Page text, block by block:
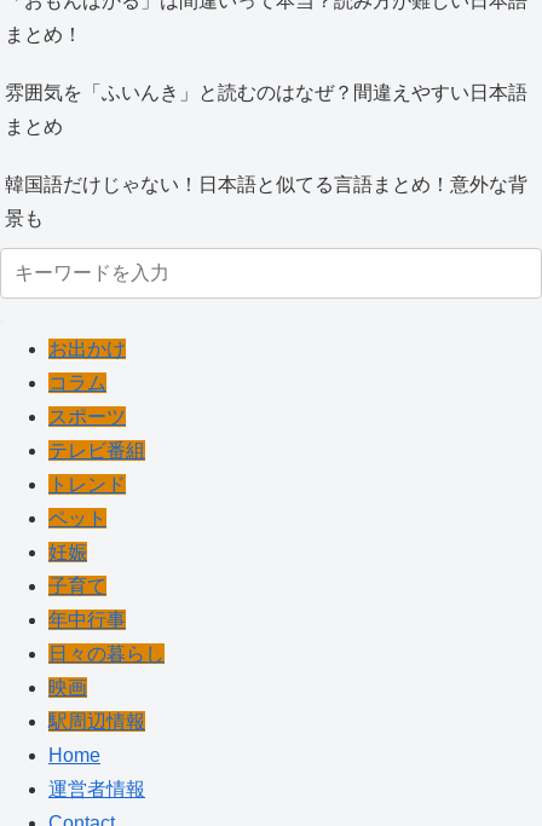
まとめ！
雰囲気を「ふいんき」と読むのはなぜ？間違えやすい日本語
まとめ
韓国語だけじゃない！日本語と似てる言語まとめ！意外な背
景も
お出かけ
コラム
スポーツ
テレビ番組
トレンド
ペット
妊娠
子育て
年中行事
日々の暮らし
映画
駅周辺情報
Home
運営者情報